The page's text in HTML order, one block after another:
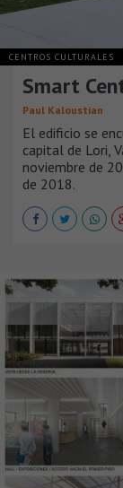
CENTROS CULTURALES
Smart
Paul Kaloustian
El edificio se
capital de Lori,
noviembre de
de 2018.